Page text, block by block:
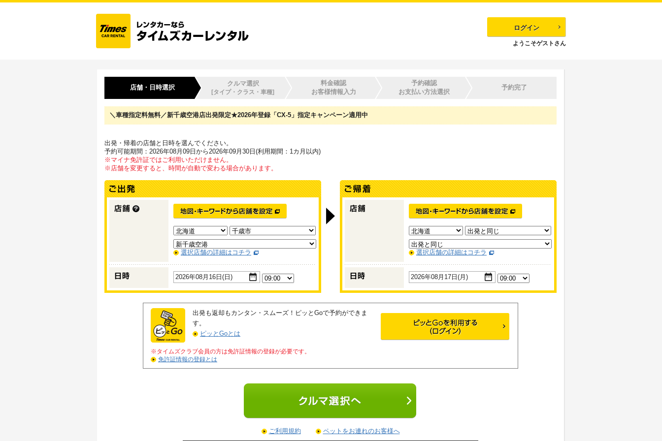
ログイン
ようこそゲストさん
店舗・日時選択
クルマ選択
[タイプ・クラス・車種]
料金確認
お客様情報入力
予約確認
お支払い方法選択
予約完了
＼車種指定料無料／新千歳空港店出発限定★2026年登録「CX-5」指定キャンペーン適用中
出発・帰着の店舗と日時を選んでください。
予約可能期間：2026年08月09日から2026年09月30日(利用期間：1カ月以内)
※マイナ免許証ではご利用いただけません。
※店舗を変更すると、時間が自動で変わる場合があります。
選択店舗の詳細はコチラ
2026年08月16日(日)
選択店舗の詳細はコチラ
2026年08月17日(月)
出発も返却もカンタン・スムーズ！ピッとGoで予約ができま
す。
ピッとGoとは
※タイムズクラブ会員の方は免許証情報の登録が必要です。
免許証情報の登録とは
ご利用規約 ペットをお連れのお客様へ